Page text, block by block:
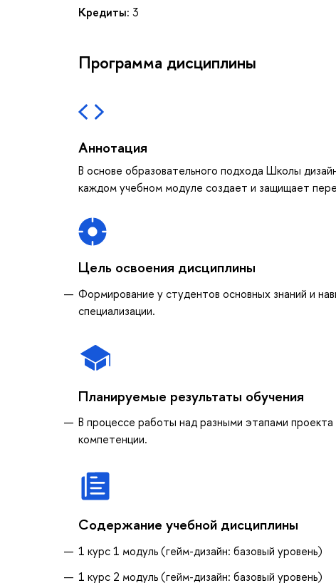
Кредиты: 3
Программа дисциплины
Аннотация
В основе образовательного подхода Школы
каждом учебном модуле создает и защищает
Цель освоения дисциплины
Формирование у студентов основных знаний и
специализации.
Планируемые результаты обучения
В процессе работы над разными этапами
компетенции.
Содержание учебной дисциплины
1 курс 1 модуль (гейм-дизайн: базовый уровень)
1 курс 2 модуль (гейм-дизайн: базовый уровень)